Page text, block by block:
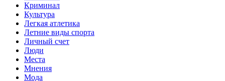
Криминал
Культура
Легкая атлетика
Летние виды спорта
Личный счет
Люди
Места
Мнения
Мода